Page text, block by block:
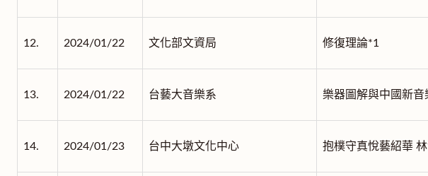
12. 2024/01/22 文化部文資局 修復理論*1
13. 2024/01/22 台藝大音樂系 樂器圖解與中國新
14. 2024/01/23 台中大墩文化中心 抱樸守真悅藝紹華